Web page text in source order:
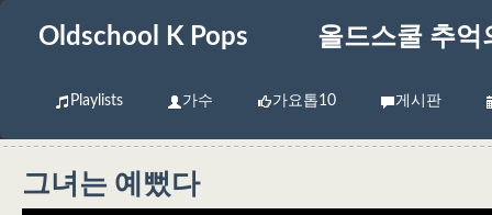
Oldschool K Pops 올드스쿨 추억
Playlists 가수 가요톱10 게시판
그녀는 예뻤다